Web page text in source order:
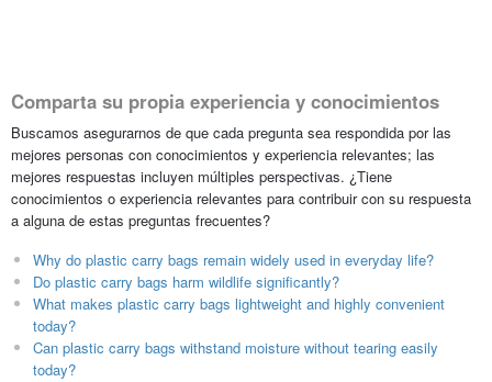
Comparta su propia experiencia y conocimientos
Buscamos asegurarnos de que cada pregunta sea respondida por las
mejores personas con conocimientos y experiencia relevantes; las
mejores respuestas incluyen múltiples perspectivas. ¿Tiene
conocimientos o experiencia relevantes para contribuir con su respuesta
a alguna de estas preguntas frecuentes?
Why do plastic carry bags remain widely used in everyday life?
Do plastic carry bags harm wildlife significantly?
What makes plastic carry bags lightweight and highly convenient
today?
Can plastic carry bags withstand moisture without tearing easily
today?